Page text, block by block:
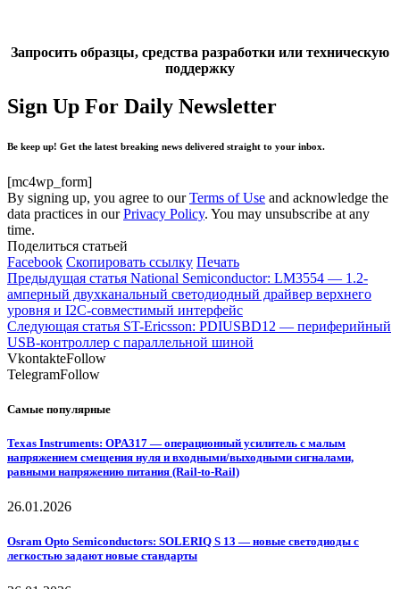
Запросить образцы, средства разработки или техническую
поддержку
Sign Up For Daily Newsletter
Be keep up! Get the latest breaking news delivered straight to your inbox.
[mc4wp_form]
By signing up, you agree to ourTerms of Use and acknowledge the
data practices in ourPrivacy Policy. You may unsubscribe at any
time.
Поделиться статьей
Facebook Скопировать ссылку Печать
Предыдущая статья National Semiconductor: LM3554 — 1.2-
амперный двухканальный светодиодный драйвер верхнего
уровня и I2C-совместимый интерфейс
Следующая статья ST-Ericsson: PDIUSBD12 — периферийный
USB-контроллер с параллельной шиной
VkontakteFollow
TelegramFollow
Самые популярные
Texas Instruments: OPA317 — операционный усилитель с малым
напряжением смещения нуля и входными/выходными сигналами,
равными напряжению питания (Rail-to-Rail)
26.01.2026
Osram Opto Semiconductors: SOLERIQ S 13 — новые светодиоды с
легкостью задают новые стандарты